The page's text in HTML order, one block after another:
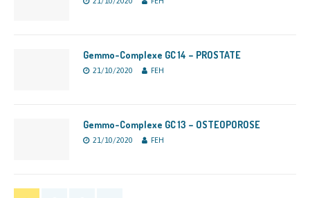
Gemmo-Complexe GC 14 – PROSTATE
21/10/2020 FEH
Gemmo-Complexe GC 13 – OSTEOPOROSE
21/10/2020 FEH